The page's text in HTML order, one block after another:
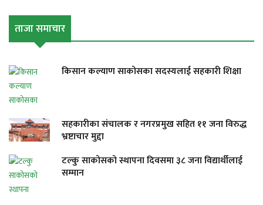
ताजा समाचार
किसान कल्याण साकोसका सदस्यलाई सहकारी शिक्षा
सहकारीका संचालक र नगरप्रमुख सहित ११ जना विरुद्ध
भ्रष्टाचार मुद्दा
टल्कु साकोसको स्थापना दिवसमा ३८ जना विद्यार्थीलाई
सम्मान